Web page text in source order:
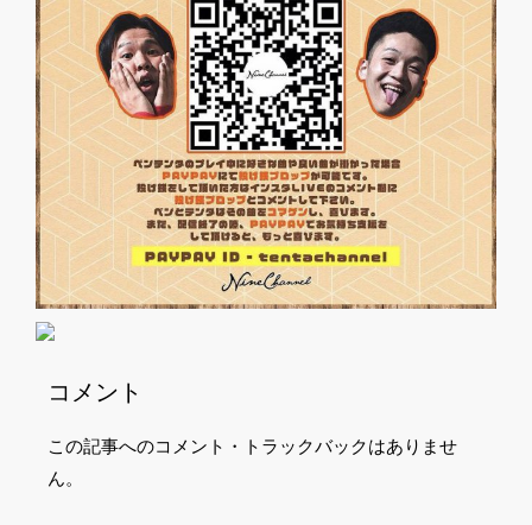
コメント
この記事へのコメント・トラックバックはありませ
ん。